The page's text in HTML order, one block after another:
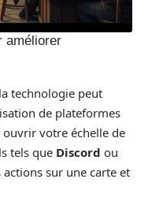
améliorer
technologie peut
de plateformes
votre échelle de
tels que Discord ou
sur une carte et